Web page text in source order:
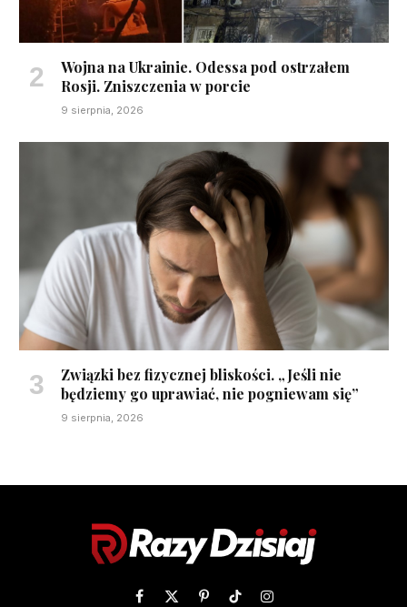
Wojna na Ukrainie. Odessa pod ostrzałem
Rosji. Zniszczenia w porcie
9 sierpnia, 2026
Związki bez fizycznej bliskości. „Jeśli nie
będziemy go uprawiać, nie pogniewam się”
9 sierpnia, 2026